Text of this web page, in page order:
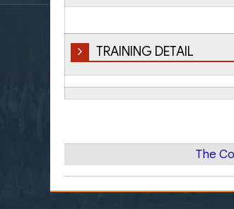
TRAINING DETAIL
The